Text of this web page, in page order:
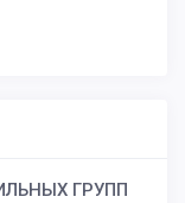
ГРУПП